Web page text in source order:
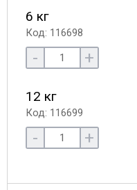
6 кг
Код: 116698
- +
12 кг
Код: 116699
- +